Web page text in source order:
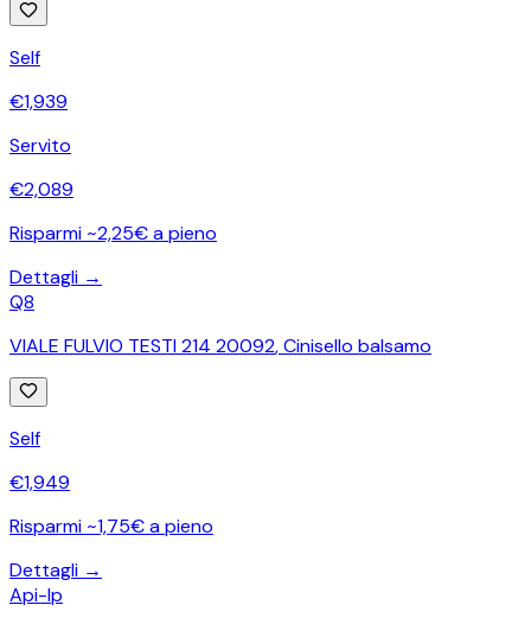
Self
€1,939
Servito
€2,089
Risparmi ~2,25€ a pieno
Dettagli →
Q8
VIALE FULVIO TESTI 214 20092,Cinisello balsamo
Self
€1,949
Risparmi ~1,75€ a pieno
Dettagli →
Api-Ip